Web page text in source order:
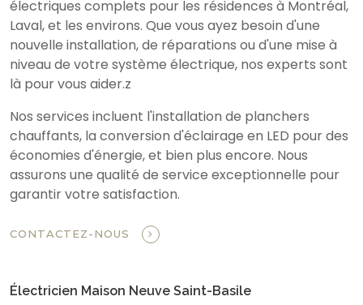
électriques complets pour les résidences à Montréal,
Laval, et les environs. Que vous ayez besoin d'une
nouvelle installation, de réparations ou d'une mise à
niveau de votre système électrique, nos experts sont
là pour vous aider.z
Nos services incluent l'installation de planchers
chauffants, la conversion d'éclairage en LED pour des
économies d'énergie, et bien plus encore. Nous
assurons une qualité de service exceptionnelle pour
garantir votre satisfaction.
CONTACTEZ-NOUS
Électricien Maison Neuve Saint-Basile